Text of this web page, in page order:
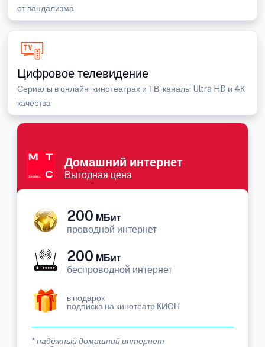
от вандализма
Цифровое телевидение
Сериалы в онлайн-кинотеатрах и ТВ-каналы Ultra HD и 4К
качества
Домашний интернет
Выгодная цена
200 МБит
проводной интернет
200 МБит
беспроводной интернет
в подарок
подписка на кинотеатр КИОН
* надёжный домашний интернет